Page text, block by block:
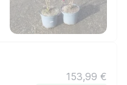
153,99 €